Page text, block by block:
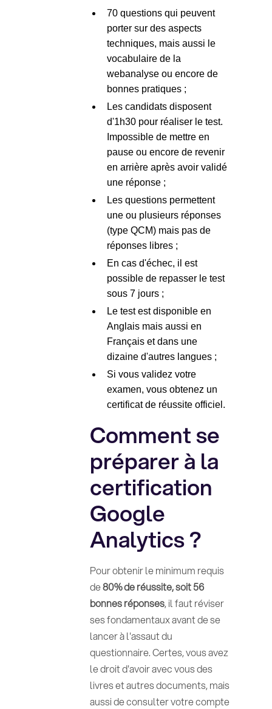
70 questions qui peuvent
porter sur des aspects
techniques, mais aussi le
vocabulaire de la
webanalyse ou encore de
bonnes pratiques ;
Les candidats disposent
d'1h30 pour réaliser le test.
Impossible de mettre en
pause ou encore de revenir
en arrière après avoir validé
une réponse ;
Les questions permettent
une ou plusieurs réponses
(type QCM) mais pas de
réponses libres ;
En cas d'échec, il est
possible de repasser le test
sous 7 jours ;
Le test est disponible en
Anglais mais aussi en
Français et dans une
dizaine d'autres langues ;
Si vous validez votre
examen, vous obtenez un
certificat de réussite officiel.
Comment se
préparer à la
certification
Google
Analytics ?
Pour obtenir le minimum requis
de80% de réussite, soit 56
bonnes réponses, il faut réviser
ses fondamentaux avant de se
lancer à l'assaut du
questionnaire. Certes, vous avez
le droit d'avoir avec vous des
livres et autres documents, mais
aussi de consulter votre compte